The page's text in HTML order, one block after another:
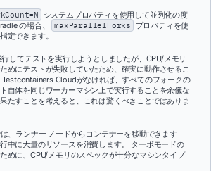
システムプロパティを使用して並列化の度
の場合、
maxParallelForks
プロパティを使
定できます。
してテストを実行しようとしましたが、CPU/メモリ
めにテストが失敗していたため、確実に動作させるこ
Testcontainers Cloudがなければ、すべてのフォークの
自体を同じワーカーマシン上で実行することを余儀な
たすことを考えると、これは驚くべきことではありま
、ランナー ノードからコンテナーを移動できます
中に大量のリソースを消費します。 ターボモードの
めに、CPU/メモリのスペックが十分なマシンタイプ